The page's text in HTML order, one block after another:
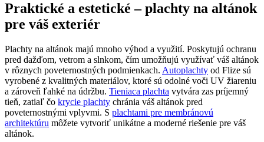
Praktické a estetické – plachty na altánok
pre váš exteriér
Plachty na altánok majú mnoho výhod a využití. Poskytujú ochranu
pred dažďom, vetrom a slnkom, čím umožňujú využívať váš altánok
v rôznych poveternostných podmienkach. Autoplachty od Flize sú
vyrobené z kvalitných materiálov, ktoré sú odolné voči UV žiareniu
a zároveň ľahké na údržbu. Tieniaca plachta vytvára zas príjemný
tieň, zatiaľ čo krycie plachty chránia váš altánok pred
poveternostnými vplyvmi. S plachtami pre membránovú
architektúru môžete vytvoriť unikátne a moderné riešenie pre váš
altánok.